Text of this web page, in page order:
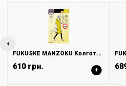
FUKUSKE MANZOKU Колготки бежевые 40 DEN, «антистрелка» и «суперпрочные», размер M-L (3-4)
610 грн. +